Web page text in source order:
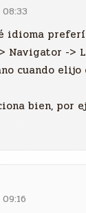
idioma
Navigator ->
cuando elijo
bien, por